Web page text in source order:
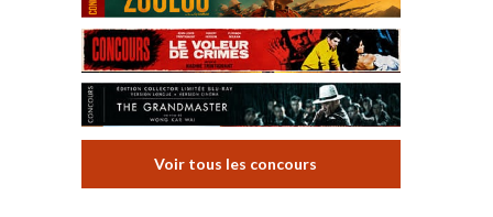
Voir tous les concours